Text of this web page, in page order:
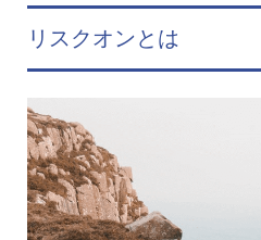
リスクオンとは